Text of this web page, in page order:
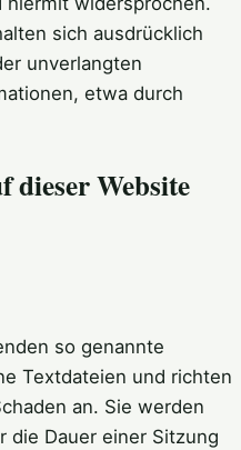
sich ausdrücklich
unverlangten
etwa durch
dieser Website
so genannte
Textdateien und richten
an. Sie werden
die Dauer einer Sitzung